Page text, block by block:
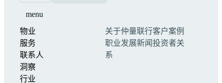
menu
物业
服务
联系人
洞察
行业
关于仲量联行客户案例
职业发展新闻投资者关
系